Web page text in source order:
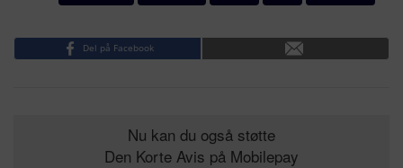
Del på Facebook
Nu kan du også støtte
Den Korte Avis på Mobilepay